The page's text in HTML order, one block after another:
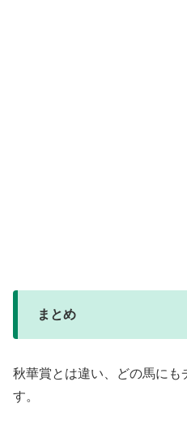
まとめ
秋華賞とは違い、どの馬に
す。